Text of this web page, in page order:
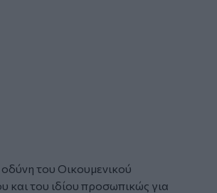
του Οικουμενικού
και του ιδίου προσωπικώς για